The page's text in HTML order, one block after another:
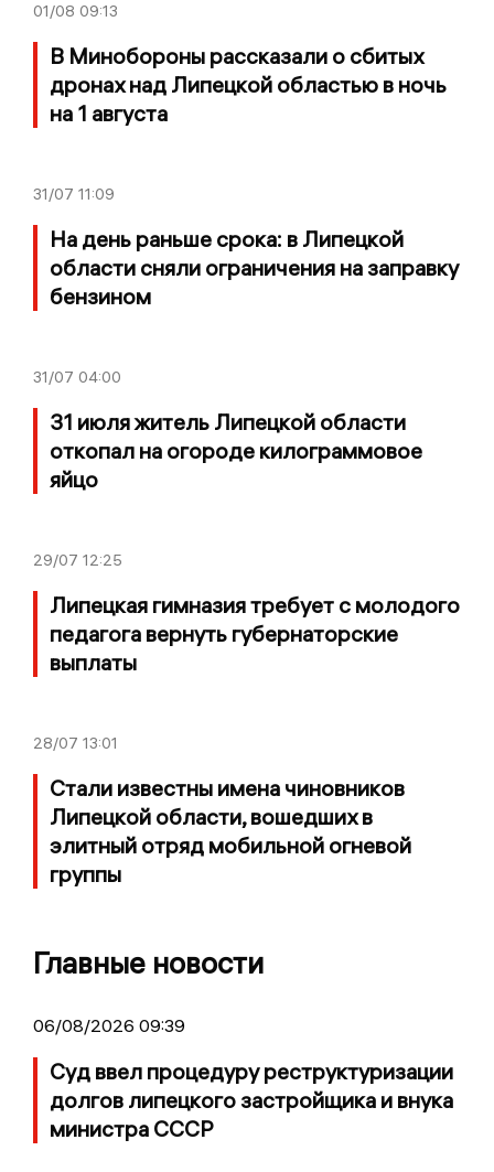
01/08 09:13
В Минобороны рассказали о сбитых
дронах над Липецкой областью в ночь
на 1 августа
31/07 11:09
На день раньше срока: в Липецкой
области сняли ограничения на заправку
бензином
31/07 04:00
31 июля житель Липецкой области
откопал на огороде килограммовое
яйцо
29/07 12:25
Липецкая гимназия требует с молодого
педагога вернуть губернаторские
выплаты
28/07 13:01
Стали известны имена чиновников
Липецкой области, вошедших в
элитный отряд мобильной огневой
группы
Главные новости
06/08/2026 09:39
Суд ввел процедуру реструктуризации
долгов липецкого застройщика и внука
министра СССР